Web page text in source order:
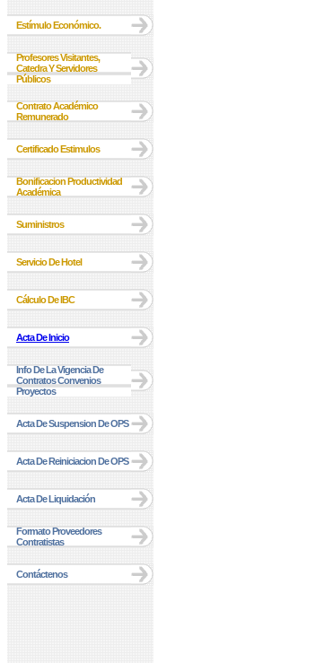
Estímulo Económico.
Profesores Visitantes,
Catedra Y Servidores
Públicos
Contrato Académico
Remunerado
Certificado Estimulos
Bonificacion Productividad
Académica
Suministros
Servicio De Hotel
Cálculo De IBC
Acta De Inicio
Info De La Vigencia De
Contratos Convenios
Proyectos
Acta De Suspension De OPS
Acta De Reiniciacion De OPS
Acta De Liquidación
Formato Proveedores
Contratistas
Contáctenos